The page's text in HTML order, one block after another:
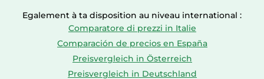
audio (ARC, Audio
Return Channel)
Oui
des rapports HDMI
Oui
Egalement à ta disposition au niveau international :
Comparatore di prezzi in Italie
Comparación de precios en España
Preisvergleich in Österreich
Preisvergleich in Deutschland